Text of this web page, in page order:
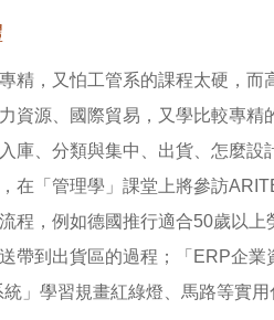
精，又怕工管系的課程太硬，
資源、國際貿易，又學比較專
庫、分類與集中、出貨、怎麼
在「管理學」課堂上將參訪
程，例如德國推行適合50歲以
帶到出貨區的過程；「ERP企
」學習規畫紅綠燈、馬路等實用